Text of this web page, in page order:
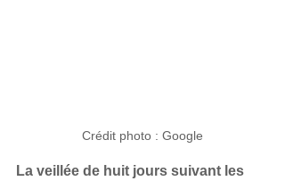
Crédit photo : Google
La veillée de huit jours suivant les